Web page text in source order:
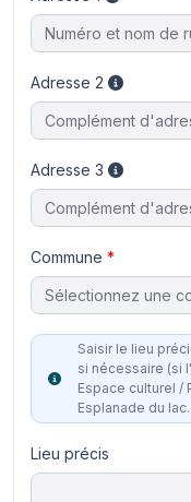
Adresse 2
Adresse 3
Commune
Sélectionnez une
Saisir le lieu
si nécessaire (si
Espace culturel /
Esplanade du
Lieu précis